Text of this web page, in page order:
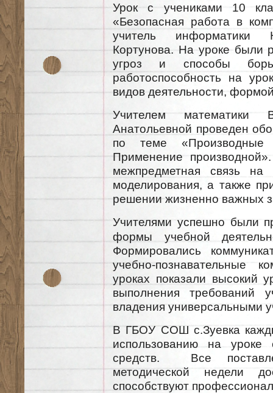
Урок с учениками 10
«Безопасная работа в
учитель информатики
Кортунова. На уроке были
угроз и способы
работоспособность на
видов деятельности,
Учителем математики
Анатольевной проведен
по теме «Производные
Применение
межпредметная связь на
моделирования, а также
решении жизненно важных
Учителями успешно были
формы учебной
Формировались
учебно-познавательные
уроках показали высокий
выполнения требований
владения универсальными
В ГБОУ СОШ с.Зуевка
использованию на уроке
средств. Все
методической недели
способствуют